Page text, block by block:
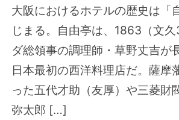
大阪におけるホテルの歴史は「
じまる。自由亭は、1863（文
ダ総領事の調理師・草野丈吉が
日本最初の西洋料理店だ。薩摩
った五代才助（友厚）や三菱財
弥太郎 […]